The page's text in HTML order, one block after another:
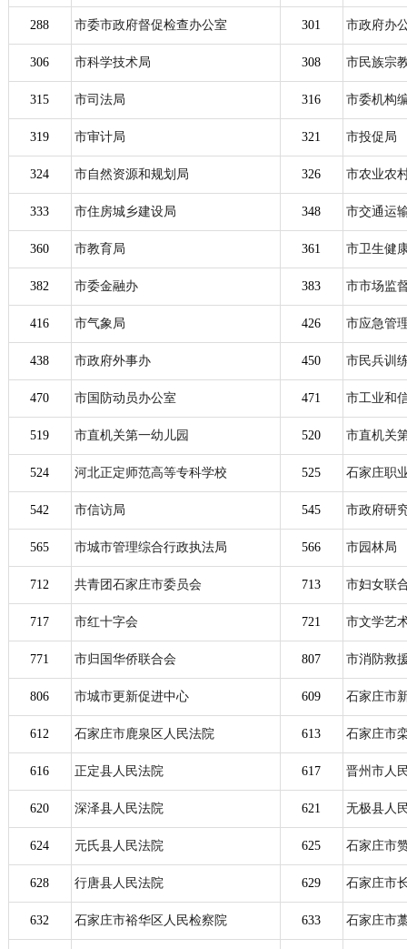
288 市委市政府督促检查办公室 301 市政府办
306 市科学技术局 308 市民族宗
315 市司法局 316 市委机构
319 市审计局 321 市投促局
324 市自然资源和规划局 326 市农业农
333 市住房城乡建设局 348 市交通运
360 市教育局 361 市卫生健
382 市委金融办 383 市市场监
416 市气象局 426 市应急管
438 市政府外事办 450 市民兵训
470 市国防动员办公室 471 市工业和
519 市直机关第一幼儿园 520 市直机关
524 河北正定师范高等专科学校 525 石家庄职
542 市信访局 545 市政府研
565 市城市管理综合行政执法局 566 市园林局
712 共青团石家庄市委员会 713 市妇女联
717 市红十字会 721 市文学艺
771 市归国华侨联合会 807 市消防救
806 市城市更新促进中心 609 石家庄市
612 石家庄市鹿泉区人民法院 613 石家庄市
616 正定县人民法院 617 晋州市人
620 深泽县人民法院 621 无极县人
624 元氏县人民法院 625 石家庄市
628 行唐县人民法院 629 石家庄市
632 石家庄市裕华区人民检察院 633 石家庄市